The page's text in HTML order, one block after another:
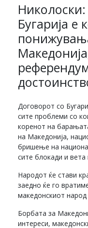
Бугарија е
Договорот со
сите проблеми со
коренот на
на Македонија,
бришење на
сите блокади и
Народот ќе стави
заедно ќе го
македонскиот
Борбата за
интереси,